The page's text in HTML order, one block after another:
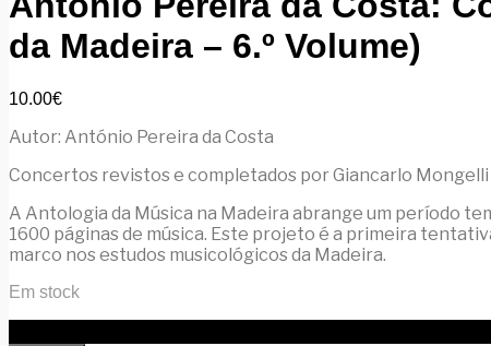
da Madeira – 6.º Volume)
10.00€
Autor: António Pereira da Costa
Concertos revistos e completados por Giancarlo Mongelli
A Antologia da Música na Madeira abrange um período
1600 páginas de música. Este projeto é a primeira
marco nos estudos musicológicos da Madeira.
Em stock